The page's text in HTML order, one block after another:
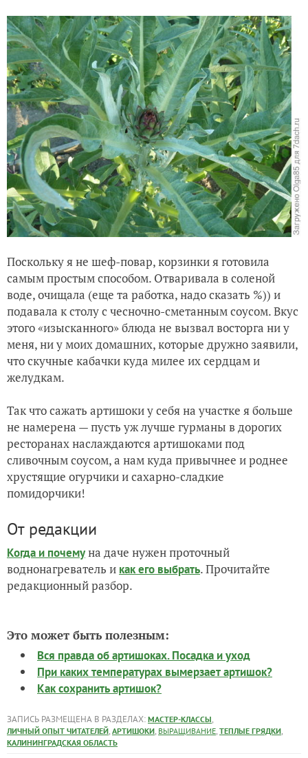
Поскольку я не шеф-повар, корзинки я готовила
самым простым способом. Отваривала в соленой
воде, очищала (еще та работка, надо сказать %)) и
подавала к столу с чесночно-сметанным соусом. Вкус
этого «изысканного» блюда не вызвал восторга ни у
меня, ни у моих домашних, которые дружно заявили,
что скучные кабачки куда милее их сердцам и
желудкам.
Так что сажать артишоки у себя на участке я больше
не намерена — пусть уж лучше гурманы в дорогих
ресторанах наслаждаются артишоками под
сливочным соусом, а нам куда привычнее и роднее
хрустящие огурчики и сахарно-сладкие
помидорчики!
От редакции
Когда и почемуна даче нужен проточный
воднонагреватель и как его выбрать. Прочитайте
редакционный разбор.
Это может быть полезным:
Вся правда об артишоках. Посадка и уход
При каких температурах вымерзает артишок?
Как сохранить артишок?
ЗАПИСЬ РАЗМЕЩЕНА В РАЗДЕЛАХ: МАСТЕР-КЛАССЫ,
ЛИЧНЫЙ ОПЫТ ЧИТАТЕЛЕЙ, АРТИШОКИ, ВЫРАЩИВАНИЕ, ТЕПЛЫЕ ГРЯДКИ,
КАЛИНИНГРАДСКАЯ ОБЛАСТЬ